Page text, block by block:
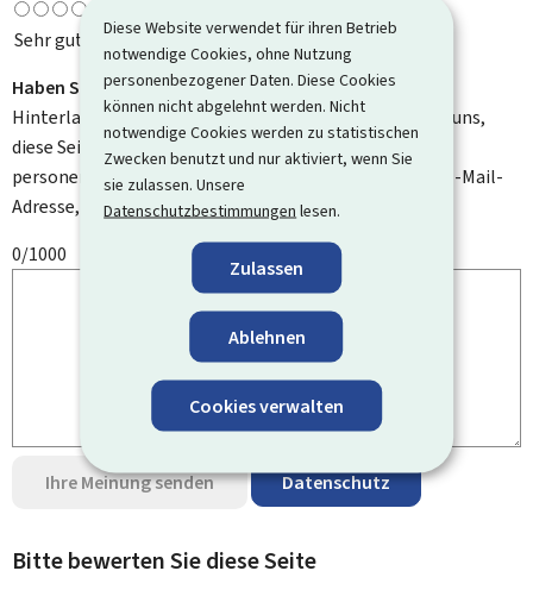
Diese Website verwendet für ihren Betrieb
notwendige Cookies, ohne Nutzung
personenbezogener Daten. Diese Cookies
können nicht abgelehnt werden. Nicht
notwendige Cookies werden zu statistischen
Zwecken benutzt und nur aktiviert, wenn Sie
sie zulassen. Unsere
Datenschutzbestimmungen lesen.
Zulassen
Ablehnen
Cookies verwalten
Sehr gut
Haben Sie Verbesserungsvorschläge?
Hinterlassen Sie uns einen Kommentar und helfen Sie uns,
diese Seite zu verbessern. Bitte geben Sie keine
personenbezogenen Daten an, wie zum Beispiel Ihre E-Mail-
Adresse, Ihren Namen oder Ihre Telefonnummer.
0/1000
Ihre Meinung senden Datenschutz
Bitte bewerten Sie diese Seite